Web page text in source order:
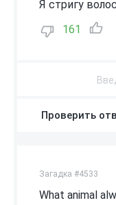
Я стригу
161
Проверить
Загадка #4533
What animal